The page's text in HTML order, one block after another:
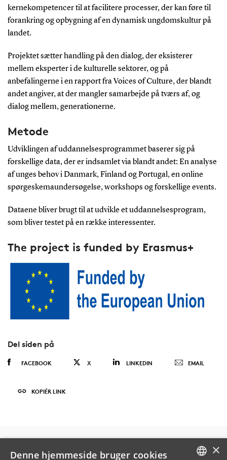
kernekompetencer til at facilitere processer, der kan føre til
forankring og opbygning af en dynamisk ungdomskultur på
landet.
Projektet sætter handling på den dialog, der eksisterer
mellem eksperter i de kulturelle sektorer, og på
anbefalingerne i en rapport fra Voices of Culture, der blandt
andet angiver, at der mangler samarbejde på tværs af, og
dialog mellem, generationerne.
Metode
Udviklingen af uddannelsesprogrammet baserer sig på
forskellige data, der er indsamlet via blandt andet: En analyse
af unges behov i Danmark, Finland og Portugal, en online
spørgeskemaundersøgelse, workshops og forskellige events.
Dataene bliver brugt til at udvikle et uddannelsesprogram,
som bliver testet på en række interessenter.
The project is funded by Erasmus+
Del siden på
FACEBOOK X LINKEDIN EMAIL
KOPIÉR LINK
×
Denne hjemmeside bruger cookies